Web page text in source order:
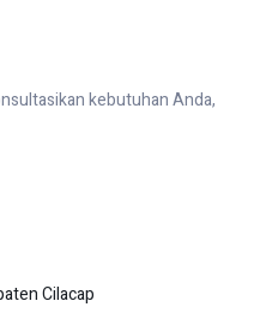
kebutuhan Anda,
Cilacap